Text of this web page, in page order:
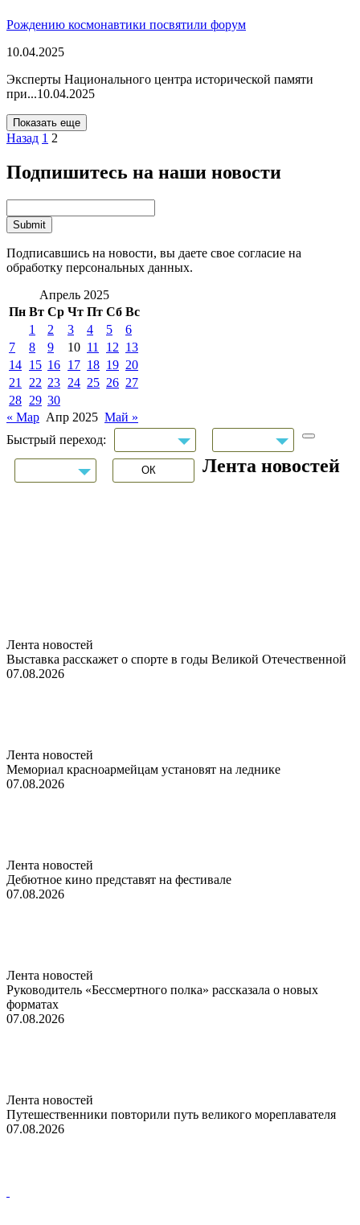
Рождению космонавтики посвятили форум
10.04.2025
Эксперты Национального центра исторической памяти
при...10.04.2025
Показать еще
Назад 1 2
Подпишитесь на наши новости
Подписавшись на новости, вы даете свое согласие на
обработку персональных данных.
Апрель 2025
Пн Вт Ср Чт Пт Сб Вс
1
2 3 4 5
6
7
8 9 10 11 12 13
14 15 16 17 18 19 20
21
22 23 24 25 26 27
28 29 30
« Мар Апр 2025 Май »
Быстрый переход:
Лента новостей
Лента новостей
Выставка расскажет о спорте в годы Великой Отечественной
07.08.2026
Лента новостей
Мемориал красноармейцам установят на леднике
07.08.2026
Лента новостей
Дебютное кино представят на фестивале
07.08.2026
Лента новостей
Руководитель «Бессмертного полка» рассказала о новых
форматах
07.08.2026
Лента новостей
Путешественники повторили путь великого мореплавателя
07.08.2026